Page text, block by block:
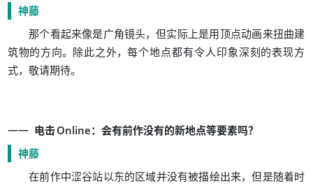
神藤
那个看起来像是广角镜头，但实际上是用顶点动画来扭曲建
筑物的方向。 除此之外，每个地点都有令人印象深刻的表现方
式，敬请期待。
电击Online： 会有前作没有的新地点等要素吗？
神藤
在前作中涩谷站以东的区域并没有被描绘出来，但是随着时